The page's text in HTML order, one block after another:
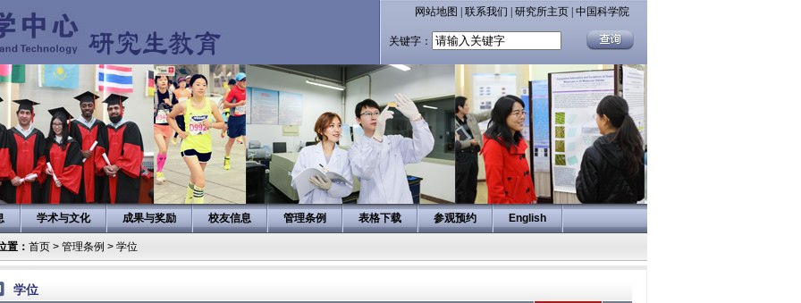
网站地图 联系我们 研究所主页 中国科学院
关键字：
学术与文化 成果与奖励 校友信息 管理条例 表格下载 参观预约 English
置： 首页 > 管理条例 > 学位
学位